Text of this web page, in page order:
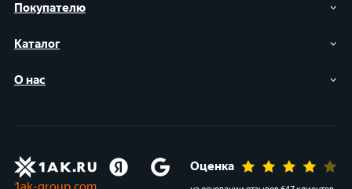
Покупателю
Каталог
О нас
Оценка